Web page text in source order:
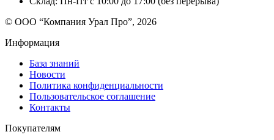
© ООО “Компания Урал Про”, 2026
Информация
База знаний
Новости
Политика конфиденциальности
Пользовательское соглашение
Контакты
Покупателям